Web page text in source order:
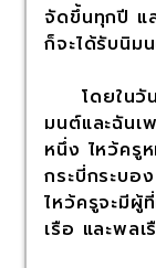
จัดขึ้นทุกปี แ
ก็จะได้รับนิม
โดยในวัน
มนต์และฉัน
หนึ่ง ไหว้ครู
กระบี่กระบอ
ไหว้ครูจะมีผู้
เรือ และพลเ